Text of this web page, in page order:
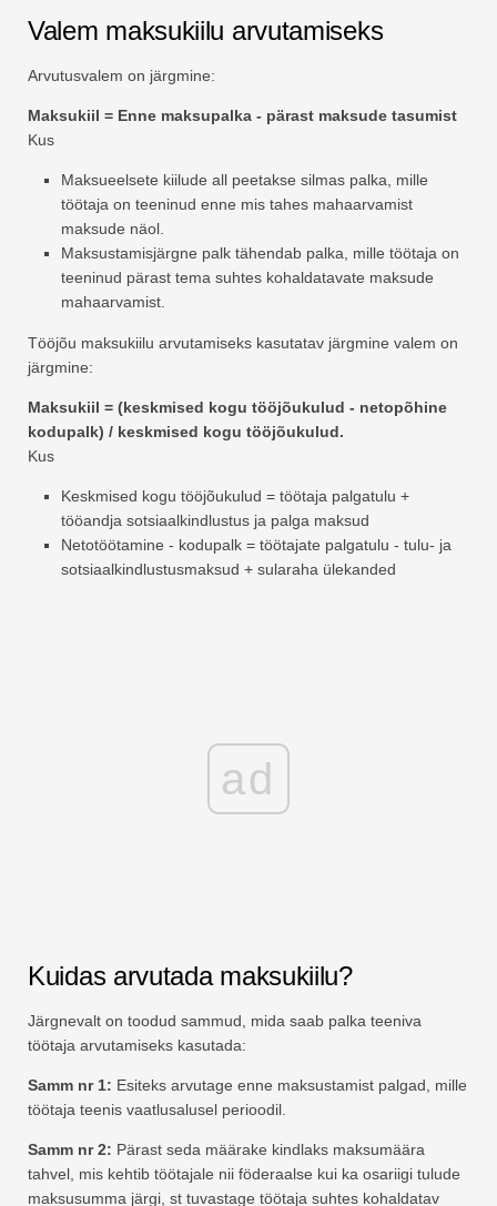
Valem maksukiilu arvutamiseks
Arvutusvalem on järgmine:
Maksukiil = Enne maksupalka - pärast maksude tasumist
Kus
Maksueelsete kiilude all peetakse silmas palka, mille
töötaja on teeninud enne mis tahes mahaarvamist
maksude näol.
Maksustamisjärgne palk tähendab palka, mille töötaja on
teeninud pärast tema suhtes kohaldatavate maksude
mahaarvamist.
Tööjõu maksukiilu arvutamiseks kasutatav järgmine valem on
järgmine:
Maksukiil = (keskmised kogu tööjõukulud - netopõhine
kodupalk) / keskmised kogu tööjõukulud.
Kus
Keskmised kogu tööjõukulud = töötaja palgatulu +
tööandja sotsiaalkindlustus ja palga maksud
Netotöötamine - kodupalk = töötajate palgatulu - tulu- ja
sotsiaalkindlustusmaksud + sularaha ülekanded
ad
Kuidas arvutada maksukiilu?
Järgnevalt on toodud sammud, mida saab palka teeniva
töötaja arvutamiseks kasutada:
Samm nr 1: Esiteks arvutage enne maksustamist palgad, mille
töötaja teenis vaatlusalusel perioodil.
Samm nr 2: Pärast seda määrake kindlaks maksumäära
tahvel, mis kehtib töötajale nii föderaalse kui ka osariigi tulude
maksusumma järgi, st tuvastage töötaja suhtes kohaldatav